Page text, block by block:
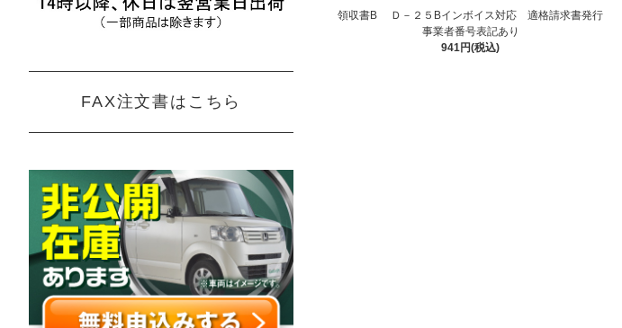
領収書B Ｄ－２５Bインボイス対応 適格請求書発行
事業者番号表記あり
941円(税込)
FAX注文書はこちら